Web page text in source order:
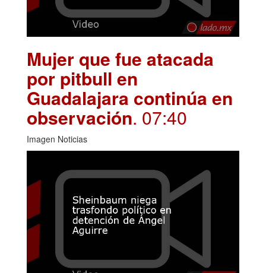
Mujer que fue atacada
por pitbull en
Guadalajara continúa en
observación. 07:40
Imagen Noticias